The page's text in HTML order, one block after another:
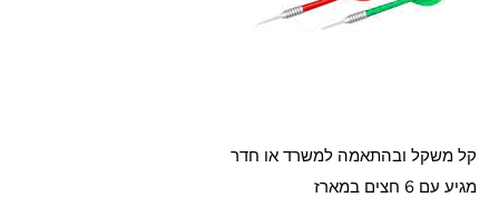
קל משקל ובהתאמה למשרד או חדר
מגיע עם 6 חצים במארז